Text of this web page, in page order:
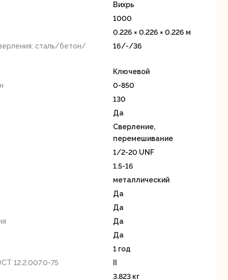
Рейсмусовые
Сабельные пилы
Термопистолеты
машины
Вихрь
1000
0.226 × 0.226 × 0.226 м
сталь/бетон/
16/-/36
Ключевой
0-850
130
Да
Сверление,
перемешивание
1/2-20 UNF
1.5-16
металлический
Да
Да
Да
Да
1 год
12.2.007.0-75
3.823 кг